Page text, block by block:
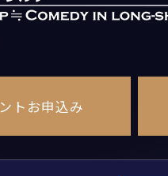
トお申込み